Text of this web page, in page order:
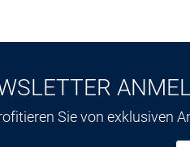
Sie von exklusiven